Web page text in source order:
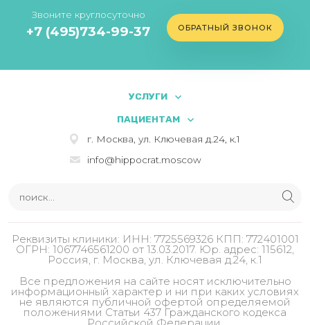
Звоните круглосуточно
+7 (495)734-99-37 ОБРАТНЫЙ ЗВОНОК
УСЛУГИ
ПАЦИЕНТАМ
г. Москва, ул. Ключевая д.24, к.1
info@hippocrat.moscow
Реквизиты клиники: ИНН: 7725569326 КПП: 772401001
ОГРН: 1067746561200 от 13.03.2017. Юр. адрес: 115612,
Россия, г. Москва, ул. Ключевая д.24, к.1
Все предложения на сайте носят исключительно
информационный характер и ни при каких условиях
не являются публичной офертой определяемой
положениями Статьи 437 Гражданского кодекса